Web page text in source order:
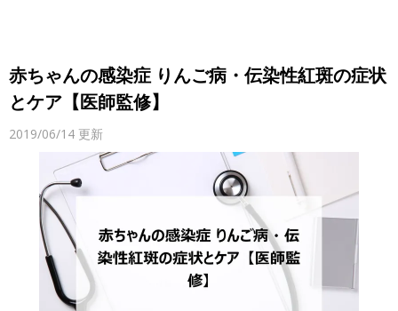
赤ちゃんの感染症 りんご病・伝染性紅斑の症状
とケア【医師監修】
2019/06/14 更新